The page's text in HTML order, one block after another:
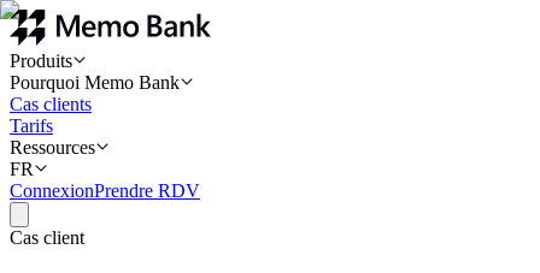
Produits
Pourquoi Memo Bank
Cas clients
Tarifs
Ressources
FR
ConnexionPrendre RDV
Cas client